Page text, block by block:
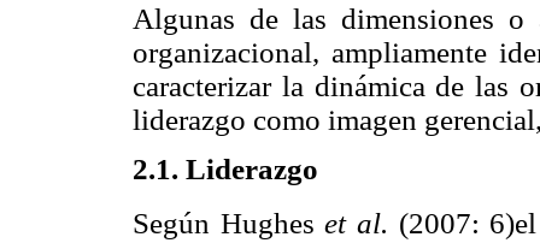
Algunas de las dimensiones o
organizacional, ampliamente
caracterizar la dinámica de las
liderazgo como imagen
2.1. Liderazgo
Según Hugheset al. (2007: